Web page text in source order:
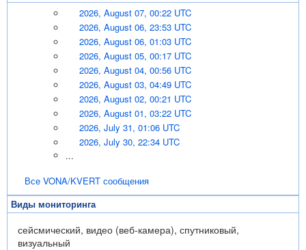
2026, August 07, 00:22 UTC
2026, August 06, 23:53 UTC
2026, August 06, 01:03 UTC
2026, August 05, 00:17 UTC
2026, August 04, 00:56 UTC
2026, August 03, 04:49 UTC
2026, August 02, 00:21 UTC
2026, August 01, 03:22 UTC
2026, July 31, 01:06 UTC
2026, July 30, 22:34 UTC
...
Все VONA/KVERT сообщения
Виды мониторинга
сейсмический, видео (веб-камера), спутниковый,
визуальный